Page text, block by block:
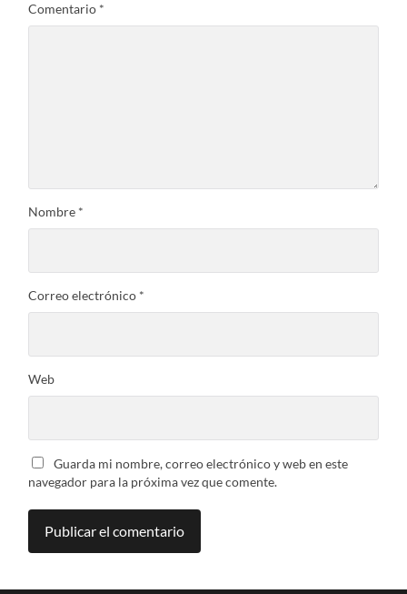
Comentario *
Nombre *
Correo electrónico *
Web
Guarda mi nombre, correo electrónico y web en este
navegador para la próxima vez que comente.